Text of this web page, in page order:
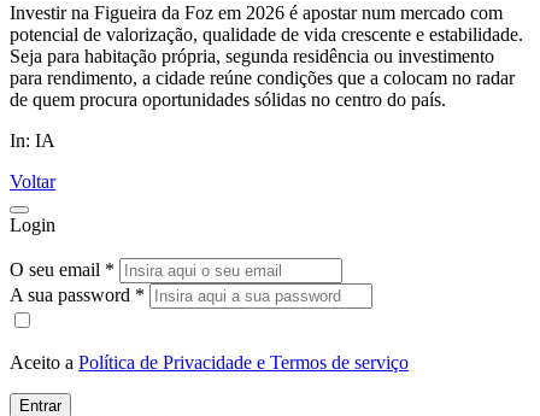
Investir na Figueira da Foz em 2026 é apostar num mercado com
potencial de valorização, qualidade de vida crescente e estabilidade.
Seja para habitação própria, segunda residência ou investimento
para rendimento, a cidade reúne condições que a colocam no radar
de quem procura oportunidades sólidas no centro do país.
In: IA
Voltar
Login
O seu email *
A sua password *
Aceito a Política de Privacidade e Termos de serviço
Entrar